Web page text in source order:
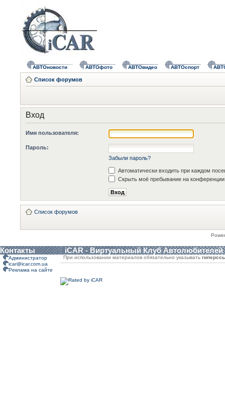
АВТОновости АВТОфото АВТОвидео АВТОспорт
Список форумов
Вход
Имя пользователя:
Пароль:
Забыли пароль?
Автоматически входить при каждом
Скрыть моё пребывание на конференции
Список форумов
Контакты iCAR - Виртуальный Клуб Автолюбителей
Администратор
icar@icar.com.ua
Реклама на сайте
При использовании материалов обязательно указывать